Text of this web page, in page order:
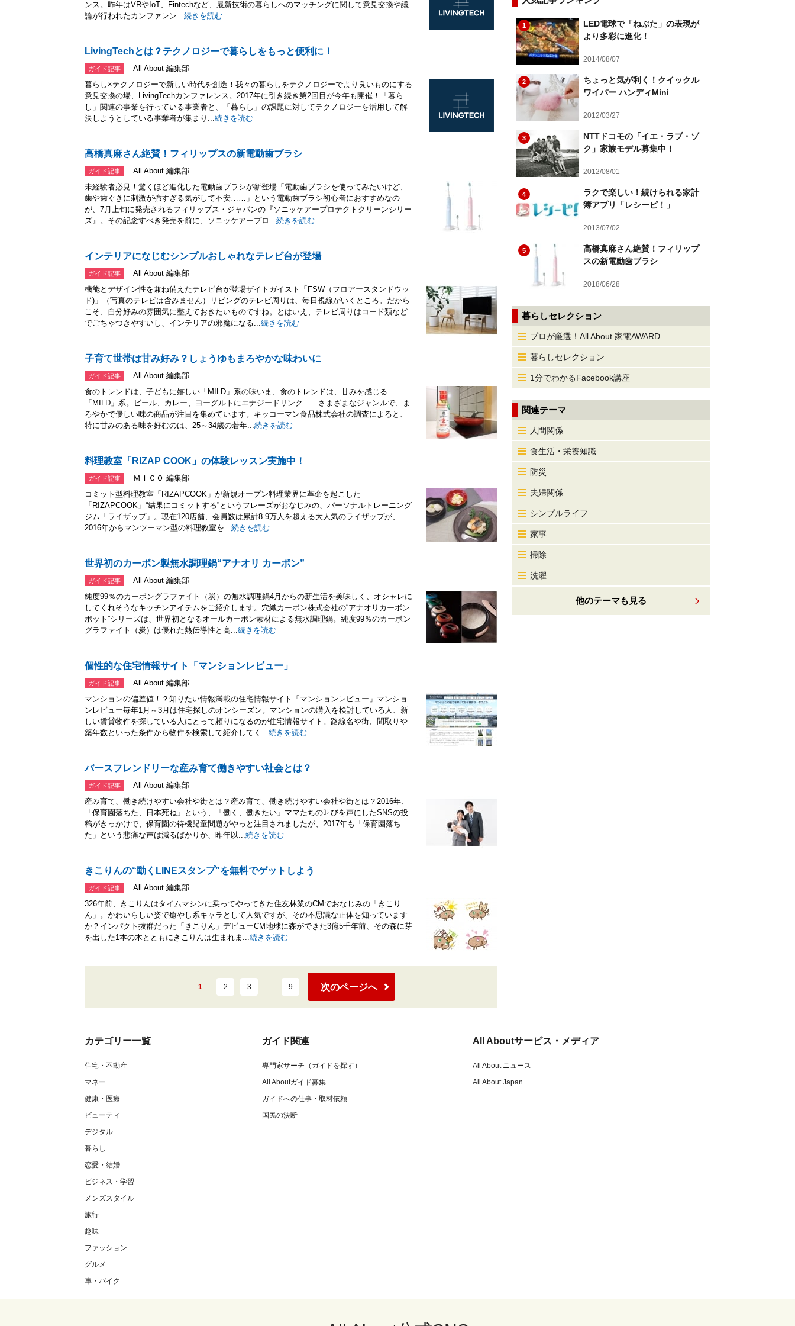
ンス。昨年はVRやIoT、Fintechなど、最新技術の暮らしへのマッチングに関して意見交換や議
論が行われたカンファレン...続きを読む
LivingTechとは？テクノロジーで暮らしをもっと便利に！
ガイド記事
All About 編集部
暮らし×テクノロジーで新しい時代を創造！我々の暮らしをテクノロジーでより良いものにする
意見交換の場、LivingTechカンファレンス。2017年に引き続き第2回目が今年も開催！「暮ら
し」関連の事業を行っている事業者と、「暮らし」の課題に対してテクノロジーを活用して解
決しようとしている事業者が集まり...続きを読む
高橋真麻さん絶賛！フィリップスの新電動歯ブラシ
ガイド記事
All About 編集部
未経験者必見！驚くほど進化した電動歯ブラシが新登場「電動歯ブラシを使ってみたいけど、
歯や歯ぐきに刺激が強すぎる気がして不安……」という電動歯ブラシ初心者におすすめなの
が、7月上旬に発売されるフィリップス・ジャパンの『ソニッケアープロテクトクリーンシリー
ズ』。その記念すべき発売を前に、ソニッケアープロ...続きを読む
インテリアになじむシンプルおしゃれなテレビ台が登場
ガイド記事
All About 編集部
機能とデザイン性を兼ね備えたテレビ台が登場ザイトガイスト「FSW（フロアースタンドウッ
ド)」（写真のテレビは含みません）リビングのテレビ周りは、毎日視線がいくところ。だから
こそ、自分好みの雰囲気に整えておきたいものですね。とはいえ、テレビ周りはコード類など
でごちゃつきやすいし、インテリアの邪魔になる...続きを読む
子育て世帯は甘み好み？しょうゆもまろやかな味わいに
ガイド記事
All About 編集部
食のトレンドは、子どもに嬉しい「MILD」系の味いま、食のトレンドは、甘みを感じる
「MILD」系。ビール、カレー、ヨーグルトにエナジードリンク……さまざまなジャンルで、ま
ろやかで優しい味の商品が注目を集めています。キッコーマン食品株式会社の調査によると、
特に甘みのある味を好むのは、25～34歳の若年...続きを読む
料理教室「RIZAP COOK」の体験レッスン実施中！
ガイド記事
ＭＩＣＯ 編集部
コミット型料理教室「RIZAPCOOK」が新規オープン料理業界に革命を起こした
「RIZAPCOOK」“結果にコミットする”というフレーズがおなじみの、パーソナルトレーニング
ジム「ライザップ」。現在120店舗、会員数は累計8.9万人を超える大人気のライザップが、
2016年からマンツーマン型の料理教室を...続きを読む
世界初のカーボン製無水調理鍋“アナオリ カーボン”
ガイド記事
All About 編集部
純度99％のカーボングラファイト（炭）の無水調理鍋4月からの新生活を美味しく、オシャレに
してくれそうなキッチンアイテムをご紹介します。穴織カーボン株式会社の“アナオリカーボン
ポット”シリーズは、世界初となるオールカーボン素材による無水調理鍋。純度99％のカーボン
グラファイト（炭）は優れた熱伝導性と高...続きを読む
個性的な住宅情報サイト「マンションレビュー」
ガイド記事
All About 編集部
マンションの偏差値！？知りたい情報満載の住宅情報サイト「マンションレビュー」マンショ
ンレビュー毎年1月～3月は住宅探しのオンシーズン。マンションの購入を検討している人、新
しい賃貸物件を探している人にとって頼りになるのが住宅情報サイト。路線名や街、間取りや
築年数といった条件から物件を検索して紹介してく...続きを読む
バースフレンドリーな産み育て働きやすい社会とは？
ガイド記事
All About 編集部
産み育て、働き続けやすい会社や街とは？産み育て、働き続けやすい会社や街とは？2016年、
「保育園落ちた、日本死ね」という、「働く、働きたい」ママたちの叫びを声にしたSNSの投
稿がきっかけで、保育園の待機児童問題がやっと注目されましたが、2017年も「保育園落ち
た」という悲痛な声は減るばかりか、昨年以...続きを読む
きこりんの“動くLINEスタンプ”を無料でゲットしよう
ガイド記事
All About 編集部
326年前、きこりんはタイムマシンに乗ってやってきた住友林業のCMでおなじみの「きこり
ん」。かわいらしい姿で癒やし系キャラとして人気ですが、その不思議な正体を知っています
か？インパクト抜群だった「きこりん」デビューCM地球に森ができた3億5千年前、その森に芽
を出した1本の木とともにきこりんは生まれま...続きを読む
1 2 3 … 9 次のページへ
1
LED電球で「ねぶた」の表現が
より多彩に進化！
2014/08/07
2
ちょっと気が利く！クイックル
ワイパー ハンディMini
2012/03/27
3
NTTドコモの「イエ・ラブ・ゾ
ク」家族モデル募集中！
2012/08/01
4
ラクで楽しい！続けられる家計
簿アプリ「レシーピ！」
2013/07/02
5
高橋真麻さん絶賛！フィリップ
スの新電動歯ブラシ
2018/06/28
暮らしセレクション
プロが厳選！All About 家電AWARD
暮らしセレクション
1分でわかるFacebook講座
関連テーマ
人間関係
食生活・栄養知識
防災
夫婦関係
シンプルライフ
家事
掃除
洗濯
他のテーマも見る
カテゴリー一覧
住宅・不動産
マネー
健康・医療
ビューティ
デジタル
暮らし
恋愛・結婚
ビジネス・学習
メンズスタイル
旅行
趣味
ファッション
グルメ
車・バイク
ガイド関連
専門家サーチ（ガイドを探す）
All Aboutガイド募集
ガイドへの仕事・取材依頼
国民の決断
All Aboutサービス・メディア
All About ニュース
All About Japan